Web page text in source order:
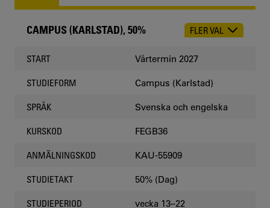
CHOOSE
CAMPUS (KARLSTAD), 50% FLER VAL
START Vårtermin 2027
STUDIEFORM Campus (Karlstad)
SPRÅK Svenska och engelska
KURSKOD FEGB36
ANMÄLNINGSKOD KAU-55909
STUDIETAKT 50% (Dag)
STUDIEPERIOD vecka 13–22